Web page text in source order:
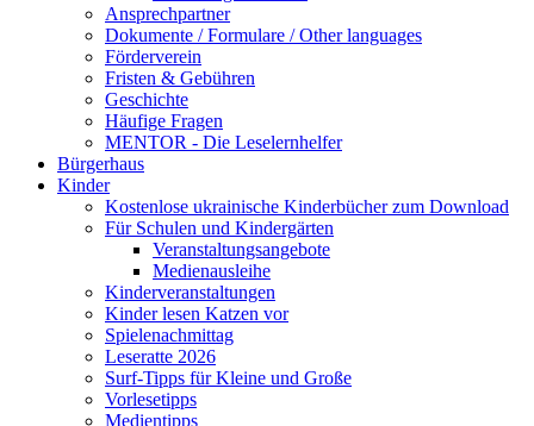
Ansprechpartner
Dokumente / Formulare / Other languages
Förderverein
Fristen & Gebühren
Geschichte
Häufige Fragen
MENTOR - Die Leselernhelfer
Bürgerhaus
Kinder
Kostenlose ukrainische Kinderbücher zum Download
Für Schulen und Kindergärten
Veranstaltungsangebote
Medienausleihe
Kinderveranstaltungen
Kinder lesen Katzen vor
Spielenachmittag
Leseratte 2026
Surf-Tipps für Kleine und Große
Vorlesetipps
Medientipps